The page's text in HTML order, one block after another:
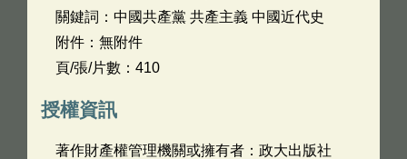
關鍵詞：中國共產黨 共產主義 中國近代史
附件：無附件
頁/張/片數：410
授權資訊
著作財產權管理機關或擁有者：政大出版社